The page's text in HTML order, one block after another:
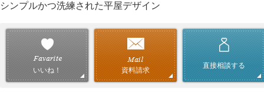
シンプルかつ洗練された平屋デザイン
いいね！ 資料請求
直接相談する